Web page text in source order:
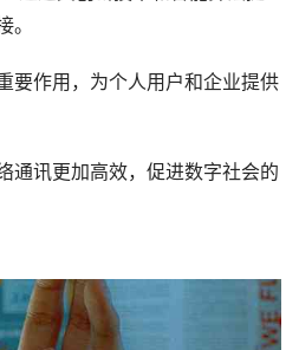
。
要作用，为个人用户和企业提供
通讯更加高效，促进数字社会的